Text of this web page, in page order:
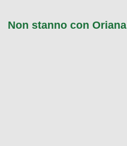
Non stanno con Oriana